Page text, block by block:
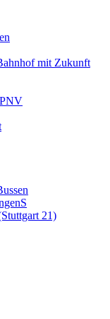
mit Zukunft
21)